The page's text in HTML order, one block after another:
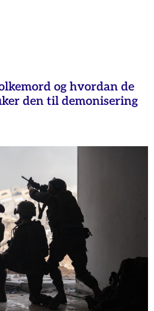
og hvordan de
den til demonisering